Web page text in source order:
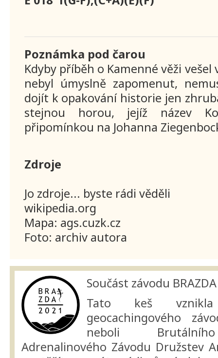
Poznámka pod čarou
Kdyby příběh o Kamenné věži
nebyl úmyslně zapomenut,
dojít k opakování historie jen
stejnou horou, jejíž název
připomínkou na Johanna
Zdroje
Jo zdroje... byste rádi věděli
wikipedia.org
Mapa: ags.cuzk.cz
Foto: archiv autora
Součást závodu
Tato keš
geocachingového
neboli
Adrenalinového Závodu Družstev